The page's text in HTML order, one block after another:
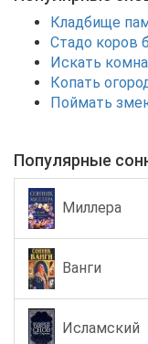
Кладбище
Стадо коров
Искать
Копать
Поймать
Популярные
Миллера
Ванги
Исламский